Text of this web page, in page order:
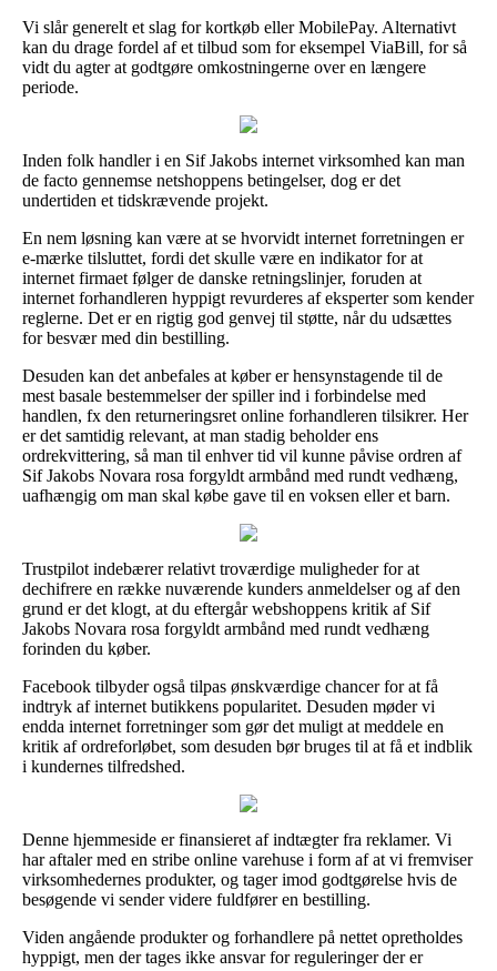
Vi slår generelt et slag for kortkøb eller MobilePay. Alternativt
kan du drage fordel af et tilbud som for eksempel ViaBill, for så
vidt du agter at godtgøre omkostningerne over en længere
periode.
Inden folk handler i en Sif Jakobs internet virksomhed kan man
de facto gennemse netshoppens betingelser, dog er det
undertiden et tidskrævende projekt.
En nem løsning kan være at se hvorvidt internet forretningen er
e-mærke tilsluttet, fordi det skulle være en indikator for at
internet firmaet følger de danske retningslinjer, foruden at
internet forhandleren hyppigt revurderes af eksperter som kender
reglerne. Det er en rigtig god genvej til støtte, når du udsættes
for besvær med din bestilling.
Desuden kan det anbefales at køber er hensynstagende til de
mest basale bestemmelser der spiller ind i forbindelse med
handlen, fx den returneringsret online forhandleren tilsikrer. Her
er det samtidig relevant, at man stadig beholder ens
ordrekvittering, så man til enhver tid vil kunne påvise ordren af
Sif Jakobs Novara rosa forgyldt armbånd med rundt vedhæng,
uafhængig om man skal købe gave til en voksen eller et barn.
Trustpilot indebærer relativt troværdige muligheder for at
dechifrere en række nuværende kunders anmeldelser og af den
grund er det klogt, at du eftergår webshoppens kritik af Sif
Jakobs Novara rosa forgyldt armbånd med rundt vedhæng
forinden du køber.
Facebook tilbyder også tilpas ønskværdige chancer for at få
indtryk af internet butikkens popularitet. Desuden møder vi
endda internet forretninger som gør det muligt at meddele en
kritik af ordreforløbet, som desuden bør bruges til at få et indblik
i kundernes tilfredshed.
Denne hjemmeside er finansieret af indtægter fra reklamer. Vi
har aftaler med en stribe online varehuse i form af at vi fremviser
virksomhedernes produkter, og tager imod godtgørelse hvis de
besøgende vi sender videre fuldfører en bestilling.
Viden angående produkter og forhandlere på nettet opretholdes
hyppigt, men der tages ikke ansvar for reguleringer der er